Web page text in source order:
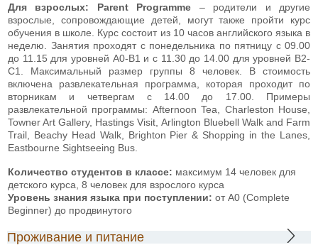
Для взрослых: Parent Programme – родители и другие
взрослые, сопровождающие детей, могут также пройти курс
обучения в школе. Курс состоит из 10 часов английского языка в
неделю. Занятия проходят с понедельника по пятницу с 09.00
до 11.15 для уровней А0-В1 и с 11.30 до 14.00 для уровней В2-
С1. Максимальный размер группы 8 человек. В стоимость
включена развлекательная программа, которая проходит по
вторникам и четвергам с 14.00 до 17.00. Примеры
развлекательной программы: Afternoon Tea, Charleston House,
Towner Art Gallery, Hastings Visit, Arlington Bluebell Walk and Farm
Trail, Beachy Head Walk, Brighton Pier & Shopping in the Lanes,
Eastbourne Sightseeing Bus.
Количество студентов в классе: максимум 14 человек для
детского курса, 8 человек для взрослого курса
Уровень знания языка при поступлении: от А0 (Complete
Beginner) до продвинутого
Проживание и питание